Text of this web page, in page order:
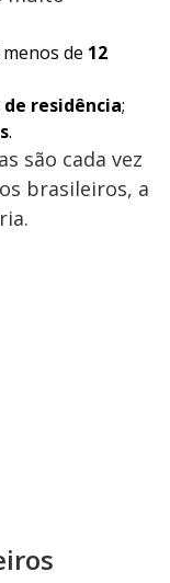
de 12
de residência;
.
são cada vez
brasileiros, a